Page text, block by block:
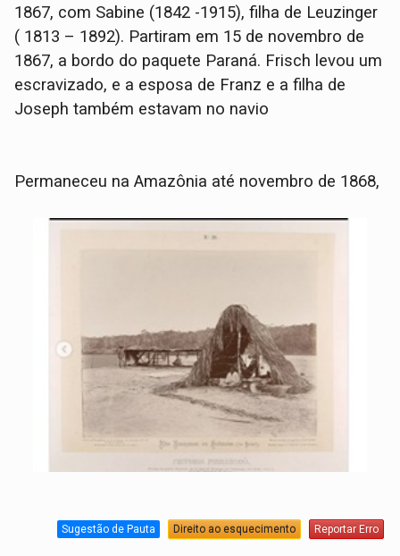
1867, com Sabine (1842 -1915), filha de Leuzinger
( 1813 – 1892). Partiram em 15 de novembro de
1867, a bordo do paquete Paraná. Frisch levou um
escravizado, e a esposa de Franz e a filha de
Joseph também estavam no navio
Permaneceu na Amazônia até novembro de 1868,
Sugestão de Pauta Direito ao esquecimento Reportar Erro